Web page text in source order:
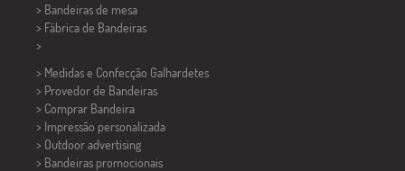
> Bandeiras de mesa
> Fábrica de Bandeiras
>
> Medidas e Confecção Galhardetes
> Provedor de Bandeiras
> Comprar Bandeira
> Impressão personalizada
> Outdoor advertising
> Bandeiras promocionais